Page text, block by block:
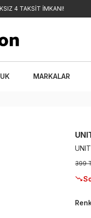
4 TAKSİT İMKANI!
MARKALAR
399